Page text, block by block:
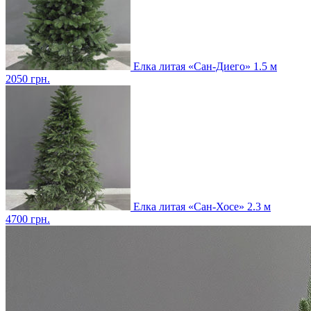
Елка литая «Сан-Диего» 1.5 м
2050 грн.
Елка литая «Сан-Хосе» 2.3 м
4700 грн.